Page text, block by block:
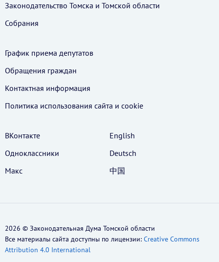
Законодательство Томска и Томской области
Собрания
График приема депутатов
Обращения граждан
Контактная информация
Политика использования cайта и cookie
ВКонтакте
Одноклассники
Макс
English
Deutsch
中国
2026 © Законодательная Дума Томской области
Все материалы сайта доступны по лицензии: Creative Commons
Attribution 4.0 International